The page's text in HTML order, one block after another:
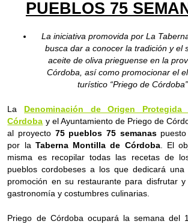
PUEBLOS 75
La iniciativa promovida por La
busca dar a conocer la tradición y el
aceite de oliva prieguense en la
Córdoba, así como promocionar el
turístico “Priego de Córdoba”
La
Denominación de Origen Protegida
Córdoba y el Ayuntamiento de Priego de
al proyecto 75 pueblos 75 semanas
por la Taberna Montilla de Córdoba. El
misma es recopilar todas las recetas de
pueblos cordobeses a los que dedicará una
promoción en su restaurante para disfrutar y
gastronomía y costumbres culinarias.
Priego de Córdoba ocupará la semana del